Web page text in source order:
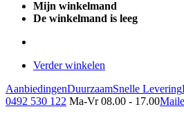
Mijn winkelmand
De winkelmand is leeg
Verder winkelen
AanbiedingenDuurzaamSnelle Levering
0492 530 122 Ma-Vr 08.00 - 17.00